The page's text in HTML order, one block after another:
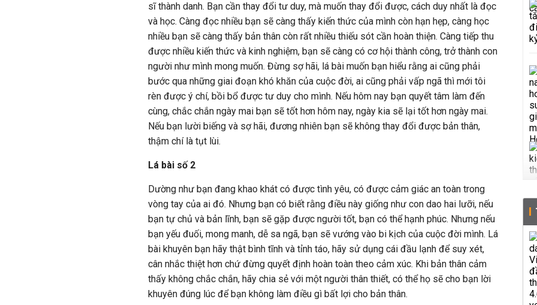
sĩ thành danh. Bạn cần thay đổi tư duy, mà muốn thay đổi được, cách duy nhất là đọc
và học. Càng đọc nhiều bạn sẽ càng thấy kiến thức của mình còn hạn hẹp, càng học
nhiều bạn sẽ càng thấy bản thân còn rất nhiều thiếu sót cần hoàn thiện. Càng tiếp thu
được nhiều kiến thức và kinh nghiệm, bạn sẽ càng có cơ hội thành công, trở thành con
người như mình mong muốn. Đừng sợ hãi, lá bài muốn bạn hiểu rằng ai cũng phải
bước qua những giai đoạn khó khăn của cuộc đời, ai cũng phải vấp ngã thì mới tôi
rèn được ý chí, bồi bổ được tư duy cho mình. Nếu hôm nay bạn quyết tâm làm đến
cùng, chắc chắn ngày mai bạn sẽ tốt hơn hôm nay, ngày kia sẽ lại tốt hơn ngày mai.
Nếu bạn lười biếng và sợ hãi, đương nhiên bạn sẽ không thay đổi được bản thân,
thậm chí là tụt lùi.
Lá bài số 2
Dường như bạn đang khao khát có được tình yêu, có được cảm giác an toàn trong
vòng tay của ai đó. Nhưng bạn có biết rằng điều này giống như con dao hai lưỡi, nếu
bạn tự chủ và bản lĩnh, bạn sẽ gặp được người tốt, bạn có thể hạnh phúc. Nhưng nếu
bạn yếu đuối, mong manh, dễ sa ngã, bạn sẽ vướng vào bi kịch của cuộc đời mình. Lá
bài khuyên bạn hãy thật bình tĩnh và tỉnh táo, hãy sử dụng cái đầu lạnh để suy xét,
cân nhắc thiệt hơn chứ đừng quyết định hoàn toàn theo cảm xúc. Khi bản thân cảm
thấy không chắc chắn, hãy chia sẻ với một người thân thiết, có thể họ sẽ cho bạn lời
khuyên đúng lúc để bạn không làm điều gì bất lợi cho bản thân.